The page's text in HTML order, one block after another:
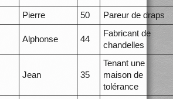
Pierre 50 Pareur de draps
Alphonse 44
Fabricant de
chandelles
Jean 35
Tenant une
maison de
tolérance